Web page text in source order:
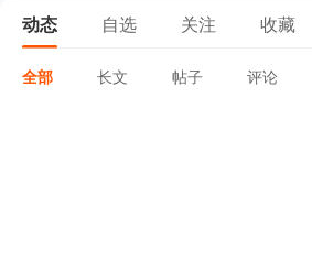
动态 自选 关注 收藏
全部 长文 帖子 评论